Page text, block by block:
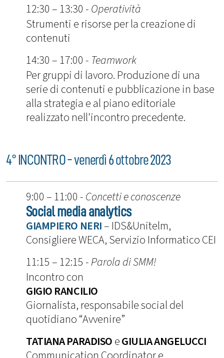
12:30 – 13:30 -Operatività
Strumenti e risorse per la creazione di
contenuti
14:30 – 17:00 - Teamwork
Per gruppi di lavoro. Produzione di una
serie di contenuti e pubblicazione in base
alla strategia e al piano editoriale
realizzato nell'incontro precedente.
4° INCONTRO - venerdì 6 ottobre 2023
9:00 – 11:00 -Concetti e conoscenze
Social media analytics
GIAMPIERO NERI– IDS&Unitelm,
Consigliere WECA, Servizio Informatico CEI
11:15 – 12:15 -Parola di SMM!
Incontro con
GIGIO RANCILIO
Giornalista, responsabile social del
quotidiano “Avvenire”
TATIANA PARADISOeGIULIA ANGELUCCI